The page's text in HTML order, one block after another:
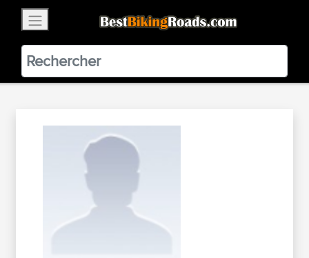
BestBikingRoads
Static Motion3.99 - In Google Play
VIEW